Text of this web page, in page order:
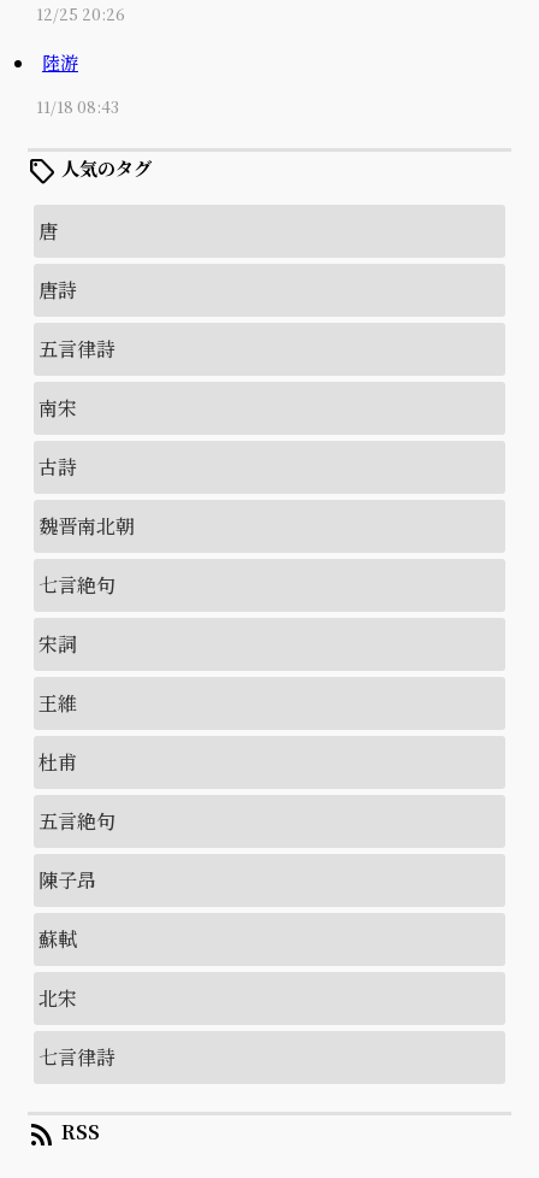
12/25 20:26
陸游
11/18 08:43
local_offer 人気のタグ
唐
唐詩
五言律詩
南宋
古詩
魏晋南北朝
七言絶句
宋詞
王維
杜甫
五言絶句
陳子昂
蘇軾
北宋
七言律詩
rss_feed RSS